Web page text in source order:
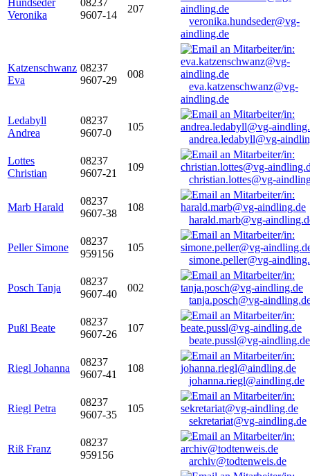
Hundseder
Veronika
08237
9607-14
207
veronika.hundseder@vg-
aindling.de
Katzenschwanz
Eva
08237
9607-29
008
eva.katzenschwanz@vg-
aindling.de
Ledabyll
Andrea
08237
9607-0
105
andrea.ledabyll@vg-
Lottes
Christian
08237
9607-21
109
christian.lottes@vg-
Marb Harald
08237
9607-38
108
harald.marb@vg-
Peller Simone
08237
959156
105
simone.peller@vg-
Posch Tanja
08237
9607-40
002
tanja.posch@vg-
Pußl Beate
08237
9607-26
107
beate.pussl@vg-aindling.de
Riegl Johanna
08237
9607-41
108
johanna.riegl@aindling.de
Riegl Petra
08237
9607-35
105
sekretariat@vg-aindling.de
Riß Franz
08237
959156
archiv@todtenweis.de